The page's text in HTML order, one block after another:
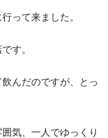
って来ました。
す。
んだのですが、とっ
気、一人でゆっくり